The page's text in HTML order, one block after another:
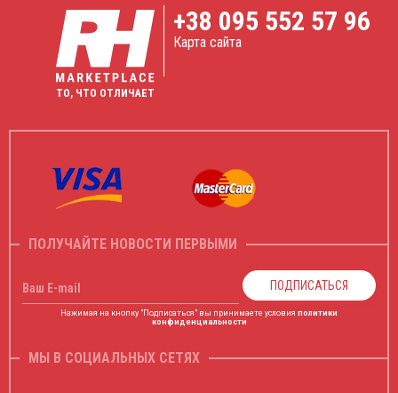
ТО, ЧТО ОТЛИЧАЕТ
+38 095 552 57 96
Карта сайта
ПОЛУЧАЙТЕ НОВОСТИ ПЕРВЫМИ
Ваш E-mail ПОДПИСАТЬСЯ
Нажимая на кнопку "Подписаться" вы принимаете условия политики
конфиденциальности
МЫ В СОЦИАЛЬНЫХ СЕТЯХ